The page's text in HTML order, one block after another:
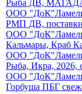
Рыба ДВ,
ООО
РМП ДВ, поставки
ООО
Кальмары, Краб
ООО
Рыба, Икра, 2026,
ООО
Горбуша ПБГ